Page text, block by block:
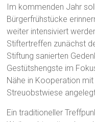
Im kommenden Jahr
Bürgerfrühstücke
weiter intensiviert
Stiftertreffen zunächst
Stiftung sanierten
Gestütshengste im
Nähe in Kooperation
Streuobstwiese
Ein traditioneller